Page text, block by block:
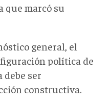
que marcó su
general, el
política de
ser
constructiva.